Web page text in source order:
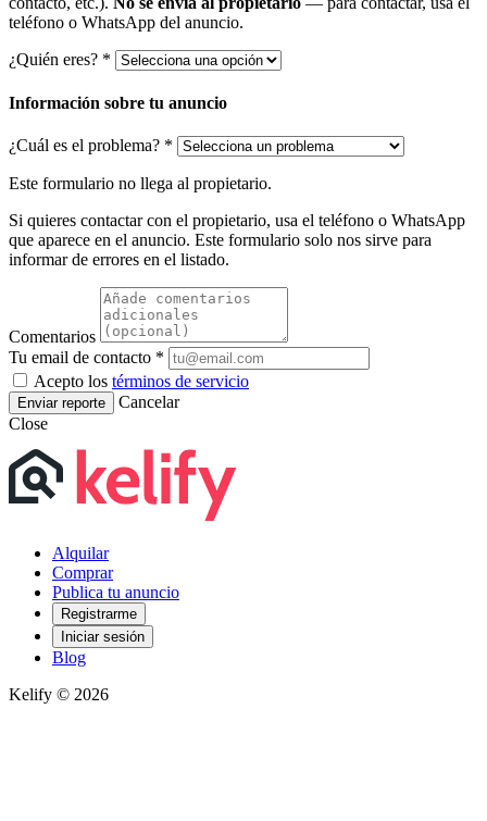
teléfono o WhatsApp del anuncio.
¿Quién eres? *
Información sobre tu anuncio
¿Cuál es el problema? *
Este formulario no llega al propietario.
Si quieres contactar con el propietario, usa el teléfono o WhatsApp
que aparece en el anuncio. Este formulario solo nos sirve para
informar de errores en el listado.
Comentarios
Tu email de contacto *
Acepto los términos de servicio
Enviar reporte
Cancelar
Close
Alquilar
Comprar
Publica tu anuncio
Registrarme
Iniciar sesión
Blog
Kelify © 2026